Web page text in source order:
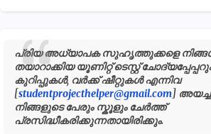
പ്രിയ അധ്യാപക സുഹൃത്തുക്കളെ നിങ്ങൾ
തയാറാക്കിയ യൂണിറ്റ് ടെസ്റ്റ്
കുറിപ്പുകൾ, വർക്ക് ഷീറ്റുകൾ എന്നിവ
[studentprojecthelper@gmail.com]
നിങ്ങളുടെ പേരും സ്കൂളും ചേർത്ത്
പ്രസിദ്ധീകരിക്കുന്നതായിരിക്കും.